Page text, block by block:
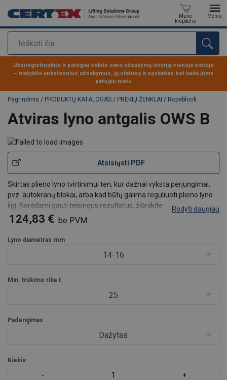
Paieška
Mano
krepšelis
Meniu
Produktas buvo pridėtas prie jūsų užklausos
Užsiregistruokite ir patogiai sekite savo užsakymų istoriją vienoje vietoje
– matykite ankstesnius užsakymus, jų statusą ir sąskaitas bet kada jums
patogiu metu
Pagrindinis / PRODUKTŲ KATALOGAS / PREKIŲ ŽENKLAI / Ropeblock
Atviras lyno antgalis OWS B
Atsisiųsti PDF
Skirtas plieno lyno tvirtinimui ten, kur dažnai vyksta perjungimai,
pvz. autokranų blokai, arba kad būtų galima reguliuoti plieno lyno
ilgį. Norėdami gauti teisingus rezultatus, žiūrėkite
rekomenduojamą surinkimą.
Pleištinis antgalis pristatomas su pleištu, varžtu, veržle ir kaiščiu.
Galimos 2
Rodyti daugiau
124,83 € be PVM
Lyno diametras mm
14-16
Min. trūkimo riba t
25
Padengimas
Dažytas
Kiekis: